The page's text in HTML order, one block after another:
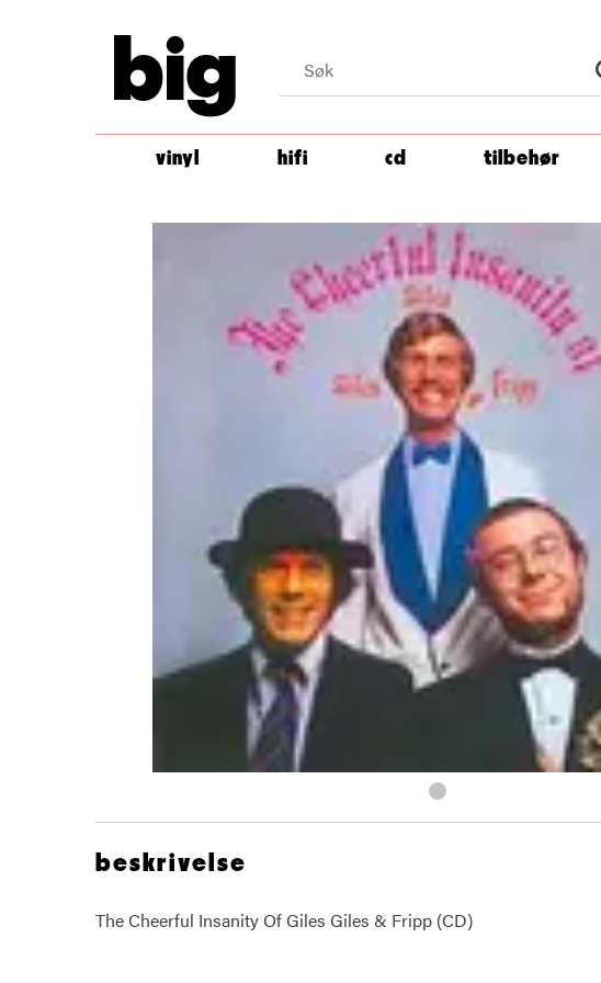
big
vinyl hifi cd tilbehør
beskrivelse
The Cheerful Insanity Of Giles Giles & Fripp (CD)